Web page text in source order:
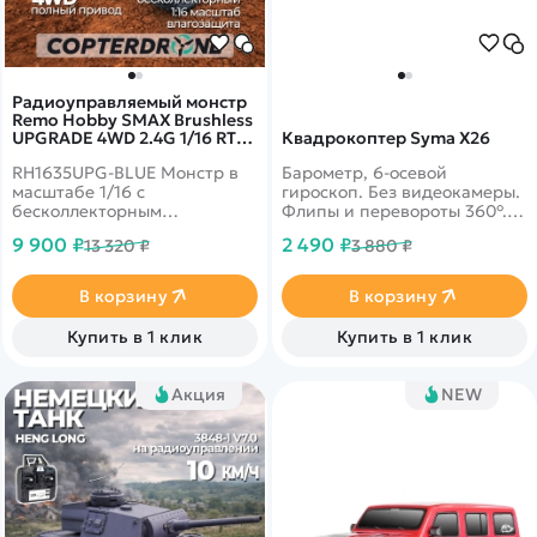
Квадрокоптер Syma X26
Барометр, 6-осевой
гироскоп. Без видеокамеры.
Флипы и перевороты 360°.
Headless Mode. Дальность 70
Защита лопастей, корпус из
прочного ABS-пластика.
2 490 ₽3 880 ₽
В корзину
Купить в 1 клик
Радиоуправляемый монстр
Remo Hobby SMAX Brushless
UPGRADE 4WD 2.4G 1/16 RTR
RH1635UPG-BLUE Монстр в
масштабе 1/16 с
бесколлекторным
оборотов. Тюнинговые
заводе.
9 900 ₽13 320 ₽
В корзину
Купить в 1 клик
Акция NEW